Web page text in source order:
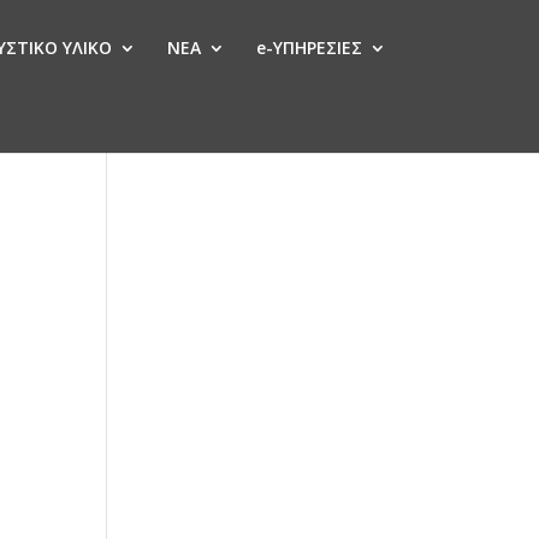
ΥΛΙΚΟ ΝΕΑ e-ΥΠΗΡΕΣΙΕΣ